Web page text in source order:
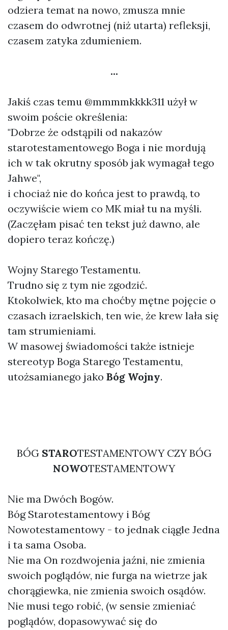
odziera temat na nowo, zmusza mnie
czasem do odwrotnej (niż utarta) refleksji,
czasem zatyka zdumieniem.
...
Jakiś czas temu @mmmmkkkk311 użył w
swoim poście określenia:
"Dobrze że odstąpili od nakazów
starotestamentowego Boga i nie mordują
ich w tak okrutny sposób jak wymagał tego
Jahwe",
i chociaż nie do końca jest to prawdą, to
oczywiście wiem co MK miał tu na myśli.
(Zaczęłam pisać ten tekst już dawno, ale
dopiero teraz kończę.)
Wojny Starego Testamentu.
Trudno się z tym nie zgodzić.
Ktokolwiek, kto ma choćby mętne pojęcie o
czasach izraelskich, ten wie, że krew lała się
tam strumieniami.
W masowej świadomości także istnieje
stereotyp Boga Starego Testamentu,
utożsamianego jako Bóg Wojny.
BÓG STAROTESTAMENTOWY CZY BÓG
NOWOTESTAMENTOWY
Nie ma Dwóch Bogów.
Bóg Starotestamentowy i Bóg
Nowotestamentowy - to jednak ciągle Jedna
i ta sama Osoba.
Nie ma On rozdwojenia jaźni, nie zmienia
swoich poglądów, nie furga na wietrze jak
chorągiewka, nie zmienia swoich osądów.
Nie musi tego robić, (w sensie zmieniać
poglądów, dopasowywać się do